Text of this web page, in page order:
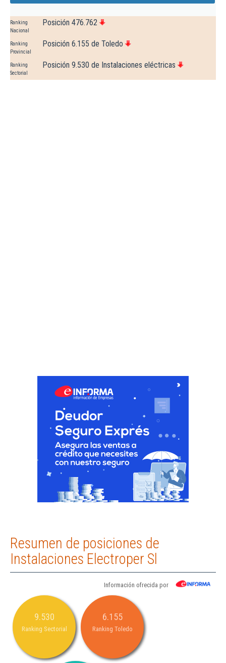
Ranking
Nacional
Posición 476.762
Ranking
Provincial
Posición 6.155 de Toledo
Ranking
Sectorial
Posición 9.530 de Instalaciones eléctricas
Resumen de posiciones de
Instalaciones Electroper Sl
Información ofrecida por
9.530
Ranking Sectorial
6.155
Ranking Toledo